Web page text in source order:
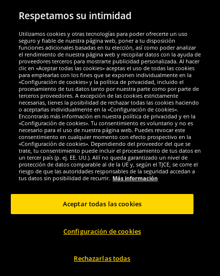
STREETSKILLER
STREETSKILLER "MVP Bag" Balón de
baloncesto Bolsa para...
1.00*
Elegir talla...
Zeus
Zeus Kit Bozo Camiseta de
baloncesto + Pantalones cortos...
2.99*
antes1 39,99 €
Ahorras:
37,00 €
Elegir talla...
-93%
Respetamos su intimidad
Utilizamos cookies y otras tecnologías para poder ofrecerte un uso
seguro y fiable de nuestra página web, poner a tu disposición
funciones adicionales basadas en tu elección, así como poder analizar
el rendimiento de nuestra página web y recopilar datos con la ayuda de
proveedores terceros para mostrarte publicidad personalizada. Al hacer
clic en «Aceptar todas las cookies» aceptas el uso de todas las cookies
para emplearlas con los fines que se exponen individualmente en la
«Configuración de cookies» y la política de privacidad, incluido el
procesamiento de tus datos tanto por nuestra parte como por parte de
terceros proveedores. A excepción de las cookies estrictamente
necesarias, tienes la posibilidad de rechazar todas las cookies haciendo
o aceptarlas individualmente en la «Configuración de cookies».
Encontrarás más información en nuestra política de privacidad y en la
«Configuración de cookies». Tu consentimiento es voluntario y no es
necesario para el uso de nuestra página web. Puedes revocar este
consentimiento en cualquier momento con efecto prospectivo en la
«Configuración de cookies». Dependiendo del proveedor del que se
trate, tu consentimiento puede incluir el procesamiento de tus datos en
un tercer país (p. ej. EE. UU.). Allí no queda garantizado un nivel de
protección de datos comparable al de la UE y, según el TJCE, se corre el
riesgo de que las autoridades responsables de la seguridad accedan a
tus datos sin posibilidad de recurrir. Más información
Configuración de cookies
Rechazarlas todas
Aceptar todas las cookies